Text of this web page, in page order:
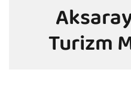
Turizm